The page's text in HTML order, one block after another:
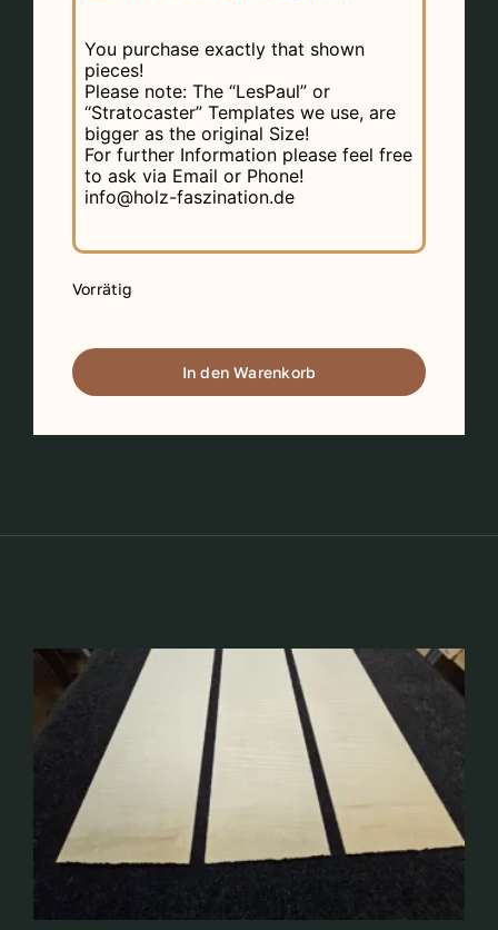
You purchase exactly that shown
pieces!
Please note: The “LesPaul” or
“Stratocaster” Templates we use, are
bigger as the original Size!
For further Information please feel free
to ask via Email or Phone!
info@holz-faszination.de
Vorrätig
/europ.
Maple
(FL-
In den Warenkorb